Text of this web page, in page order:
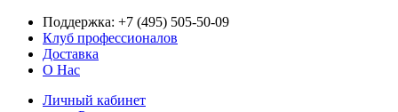
Поддержка: +7 (495) 505-50-09
Клуб профессионалов
Доставка
О Нас
Личный кабинет